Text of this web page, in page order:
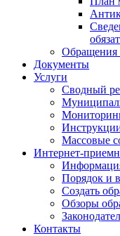
Обращения
Документы
Услуги
Сводный
Массовые
Интернет-
Порядок и
Создать
Обзоры
Контакты